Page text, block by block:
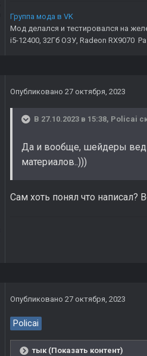
Группа мода в VK
Мод делался и тестировался на
i5-12400, 32Гб ОЗУ, Radeon RX9070
Опубликовано 27 октября, 2023
В 27.10.2023 в 15:38, Policai
Да и вообще, шейдеры ведь
материалов..)))
Сам хоть понял что написал?
Опубликовано 27 октября, 2023
Policai
тык (Показать контент)